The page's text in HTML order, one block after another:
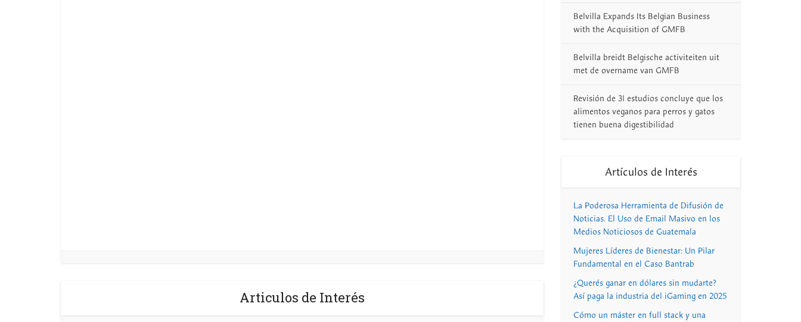
Articulos de Interés
Belvilla Expands Its Belgian Business
with the Acquisition of GMFB
Belvilla breidt Belgische activiteiten uit
met de overname van GMFB
Revisión de 31 estudios concluye que los
alimentos veganos para perros y gatos
tienen buena digestibilidad
Artículos de Interés
La Poderosa Herramienta de Difusión de
Noticias. El Uso de Email Masivo en los
Medios Noticiosos de Guatemala
Mujeres Líderes de Bienestar: Un Pilar
Fundamental en el Caso Bantrab
¿Querés ganar en dólares sin mudarte?
Así paga la industria del iGaming en 2025
Cómo un máster en full stack y una